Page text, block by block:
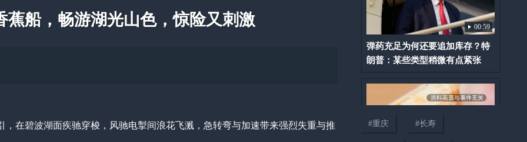
船，畅游湖光山色，惊险又刺激
在碧波湖面疾驰穿梭，风驰电掣间浪花飞溅，急转弯与加速带来强烈失重与推
00:59
弹药充足为何还要追加库存？特
朗普：某些类型稍微有点紧张
#重庆 #长寿